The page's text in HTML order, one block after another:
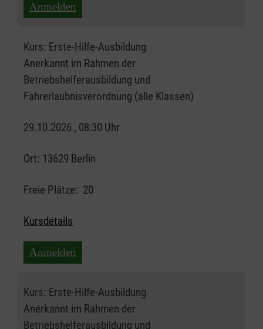
Anmelden
Kurs: Erste-Hilfe-Ausbildung
Anerkannt im Rahmen der
Betriebshelferausbildung und
Fahrerlaubnisverordnung (alle Klassen)
29.10.2026 , 08:30 Uhr
Ort: 13629 Berlin
Freie Plätze: 20
Kursdetails
Anmelden
Kurs: Erste-Hilfe-Ausbildung
Anerkannt im Rahmen der
Betriebshelferausbildung und